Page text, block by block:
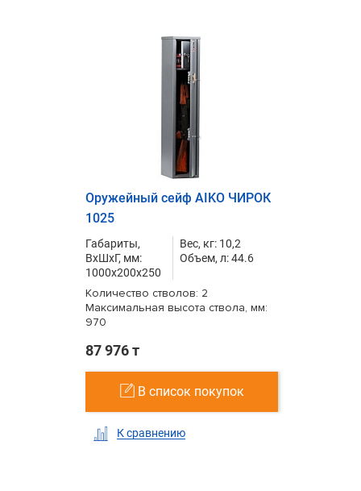
Оружейный сейф AIKO ЧИРОК
1025
Габариты,
ВxШxГ, мм:
1000x200x250
Вес, кг: 10,2
Объем, л: 44.6
Количество стволов: 2
Максимальная высота ствола, мм:
970
87 976 т
В список покупок
К сравнению